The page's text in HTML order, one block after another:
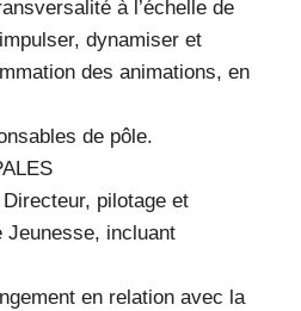
à l’échelle de
dynamiser et
des animations, en
de pôle.
pilotage et
Jeunesse, incluant
en relation avec la